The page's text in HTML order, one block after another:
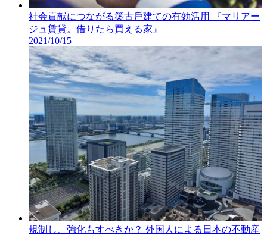
社会貢献につながる築古⼾建ての有効活⽤ 『マリアー
ジュ賃貸。借りたら買える家』
2021/10/15
規制し、強化もすべきか？ 外国人による日本の不動産